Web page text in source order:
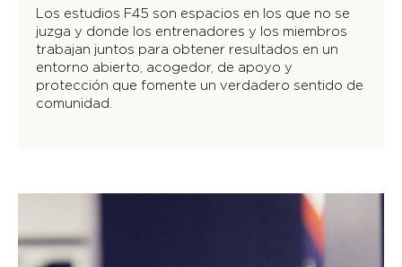
Los estudios F45 son espacios en los que no se
juzga y donde los entrenadores y los miembros
trabajan juntos para obtener resultados en un
entorno abierto, acogedor, de apoyo y
protección que fomente un verdadero sentido de
comunidad.